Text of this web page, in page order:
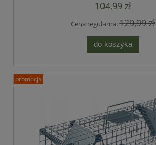
104,99 zł
Cena regularna:129,99 zł
do koszyka
promocja